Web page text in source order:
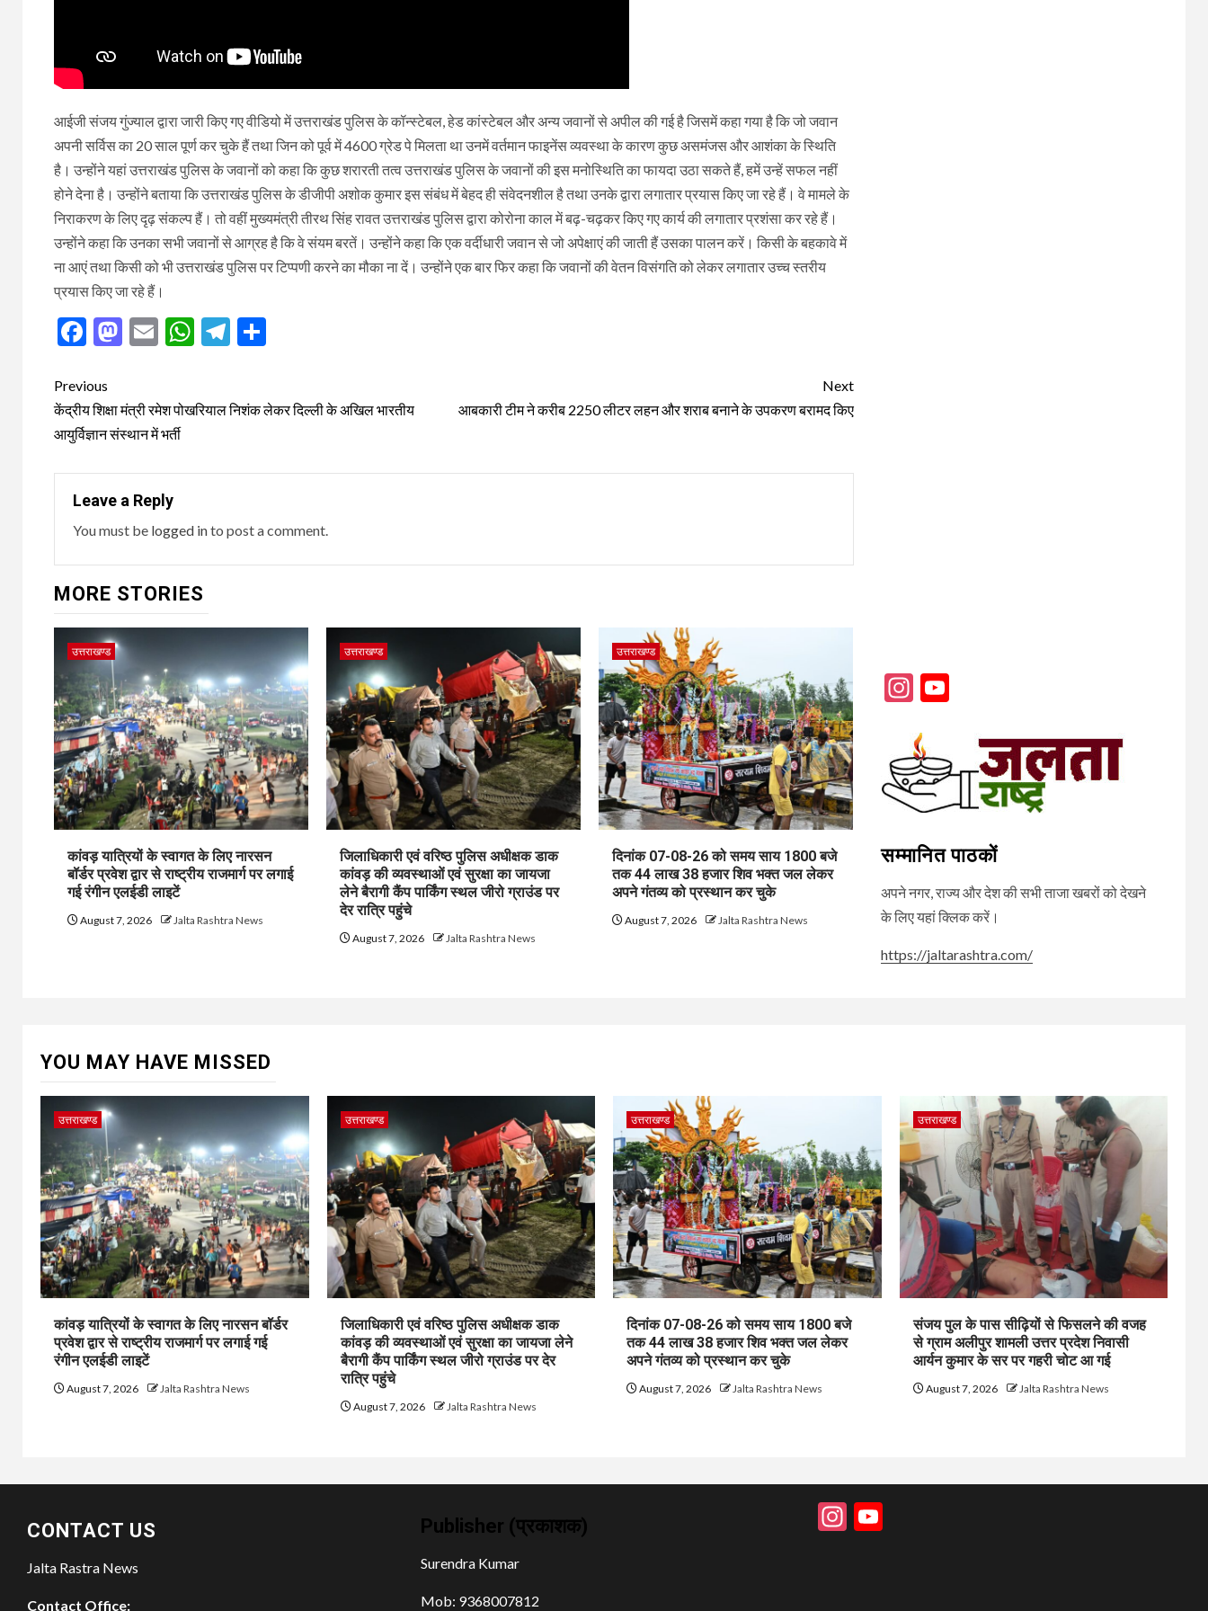
आईजी संजय गुंज्याल द्वारा जारी किए गए वीडियो में उत्तराखंड पुलिस के कॉन्स्टेबल, हेड कांस्टेबल और अन्य जवानों से अपील की गई है जिसमें कहा गया है कि जो जवान
अपनी सर्विस का 20 साल पूर्ण कर चुके हैं तथा जिन को पूर्व में 4600 ग्रेड पे मिलता था उनमें वर्तमान फाइनेंस व्यवस्था के कारण कुछ असमंजस और आशंका के स्थिति
है। उन्होंने यहां उत्तराखंड पुलिस के जवानों को कहा कि कुछ शरारती तत्व उत्तराखंड पुलिस के जवानों की इस मनोस्थिति का फायदा उठा सकते हैं, हमें उन्हें सफल नहीं
होने देना है। उन्होंने बताया कि उत्तराखंड पुलिस के डीजीपी अशोक कुमार इस संबंध में बेहद ही संवेदनशील है तथा उनके द्वारा लगातार प्रयास किए जा रहे हैं। वे मामले के
निराकरण के लिए दृढ़ संकल्प हैं। तो वहीं मुख्यमंत्री तीरथ सिंह रावत उत्तराखंड पुलिस द्वारा कोरोना काल में बढ़-चढ़कर किए गए कार्य की लगातार प्रशंसा कर रहे हैं।
उन्होंने कहा कि उनका सभी जवानों से आग्रह है कि वे संयम बरतें। उन्होंने कहा कि एक वर्दीधारी जवान से जो अपेक्षाएं की जाती हैं उसका पालन करें। किसी के बहकावे में
ना आएं तथा किसी को भी उत्तराखंड पुलिस पर टिप्पणी करने का मौका ना दें। उन्होंने एक बार फिर कहा कि जवानों की वेतन विसंगति को लेकर लगातार उच्च स्तरीय
प्रयास किए जा रहे हैं।
Facebook
Mastodon
EmailWhatsApp
Telegram
Post
navigation
Previous
केंद्रीय शिक्षा मंत्री रमेश पोखरियाल निशंक लेकर दिल्ली के अखिल भारतीय
आयुर्विज्ञान संस्थान में भर्ती
Next
आबकारी टीम ने करीब 2250 लीटर लहन और शराब बनाने के उपकरण बरामद किए
Leave a Reply
You must be logged into post a comment.
MORE STORIES
उत्तराखण्ड
कांवड़ यात्रियों के स्वागत के लिए नारसन
बॉर्डर प्रवेश द्वार से राष्ट्रीय राजमार्ग पर लगाई
गई रंगीन एलईडी लाइटें
August 7, 2026 Jalta Rashtra News
उत्तराखण्ड
जिलाधिकारी एवं वरिष्ठ पुलिस अधीक्षक डाक
कांवड़ की व्यवस्थाओं एवं सुरक्षा का जायजा
लेने बैरागी कैंप पार्किंग स्थल जीरो ग्राउंड पर
देर रात्रि पहुंचे
August 7, 2026 Jalta Rashtra News
उत्तराखण्ड
दिनांक 07-08-26 को समय साय 1800 बजे
तक 44 लाख 38 हजार शिव भक्त जल लेकर
अपने गंतव्य को प्रस्थान कर चुके
August 7, 2026 Jalta Rashtra News
Instagram
YouTube
सम्मानित पाठकों
अपने नगर, राज्य और देश की सभी ताजा खबरों को देखने
के लिए यहां क्लिक करें।
https://jaltarashtra.com/
YOU MAY HAVE MISSED
उत्तराखण्ड
कांवड़ यात्रियों के स्वागत के लिए नारसन बॉर्डर
प्रवेश द्वार से राष्ट्रीय राजमार्ग पर लगाई गई
रंगीन एलईडी लाइटें
August 7, 2026 Jalta Rashtra News
उत्तराखण्ड
जिलाधिकारी एवं वरिष्ठ पुलिस अधीक्षक डाक
कांवड़ की व्यवस्थाओं एवं सुरक्षा का जायजा लेने
बैरागी कैंप पार्किंग स्थल जीरो ग्राउंड पर देर
रात्रि पहुंचे
August 7, 2026 Jalta Rashtra News
उत्तराखण्ड
दिनांक 07-08-26 को समय साय 1800 बजे
तक 44 लाख 38 हजार शिव भक्त जल लेकर
अपने गंतव्य को प्रस्थान कर चुके
August 7, 2026 Jalta Rashtra News
उत्तराखण्ड
संजय पुल के पास सीढ़ियों से फिसलने की वजह
से ग्राम अलीपुर शामली उत्तर प्रदेश निवासी
आर्यन कुमार के सर पर गहरी चोट आ गई
August 7, 2026 Jalta Rashtra News
CONTACT US
Jalta Rastra News
Contact Office:
Publisher (प्रकाशक)
Surendra Kumar
Mob: 9368007812
Instagram